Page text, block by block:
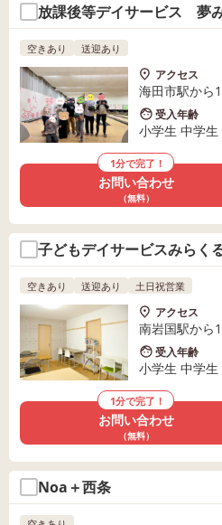
放課後等デイサービス 夢
空きあり 送迎あり
アクセス
海田市駅から
受入年齢
小学生 中学生
1分で完了！
お問い合わせ
（無料）
子どもデイサービスみらく
空きあり 送迎あり 土日祝営業
アクセス
南岩国駅から
受入年齢
小学生 中学生
1分で完了！
お問い合わせ
（無料）
Noa＋西条